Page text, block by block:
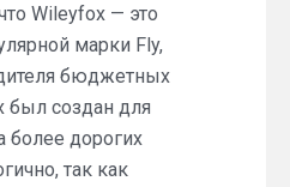
Wileyfox — это
марки Fly,
бюджетных
был создан для
более дорогих
так как